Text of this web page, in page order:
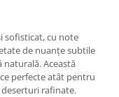
sofisticat, cu note
de nuanțe subtile
Această
perfecte atât pentru
rafinate.